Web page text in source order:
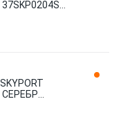
37SKP0204S
СЕРЕБР